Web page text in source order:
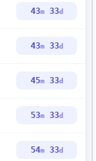
43m31d
43m31d
45m31d
53m31d
54m31d